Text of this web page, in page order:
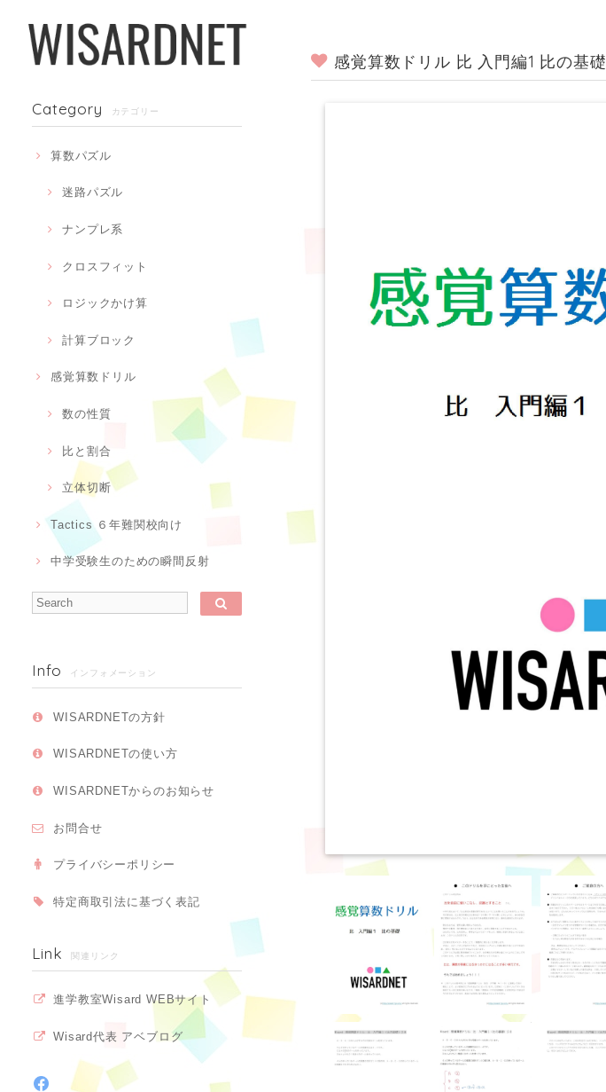
Category カテゴリー
算数パズル
迷路パズル
ナンプレ系
クロスフィット
ロジックかけ算
計算ブロック
感覚算数ドリル
数の性質
比と割合
立体切断
Tactics ６年難関校向け
中学受験生のための瞬間反射
Info インフォメーション
WISARDNETの方針
WISARDNETの使い方
WISARDNETからのお知らせ
お問合せ
プライバシーポリシー
特定商取引法に基づく表記
Link 関連リンク
進学教室Wisard WEBサイト
Wisard代表 アベブログ
感覚算数ドリル 比 入門編1 比の基礎